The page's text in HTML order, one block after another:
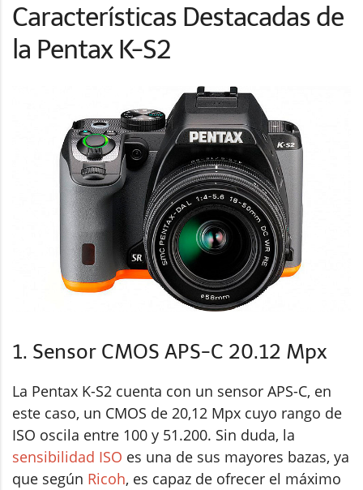
Características Destacadas de
la Pentax K-S2
1. Sensor CMOS APS-C 20.12 Mpx
La Pentax K-S2 cuenta con un sensor APS-C, en
este caso, un CMOS de 20,12 Mpx cuyo rango de
ISO oscila entre 100 y 51.200. Sin duda, la
sensibilidad ISO es una de sus mayores bazas, ya
que según Ricoh, es capaz de ofrecer el máximo